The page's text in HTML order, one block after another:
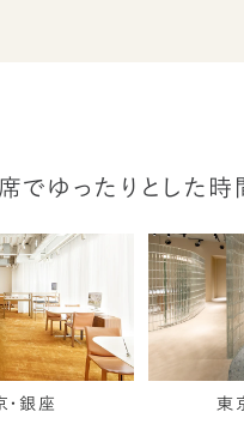
でゆったりとした時
・銀座 東